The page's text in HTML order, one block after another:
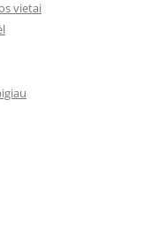
vietai